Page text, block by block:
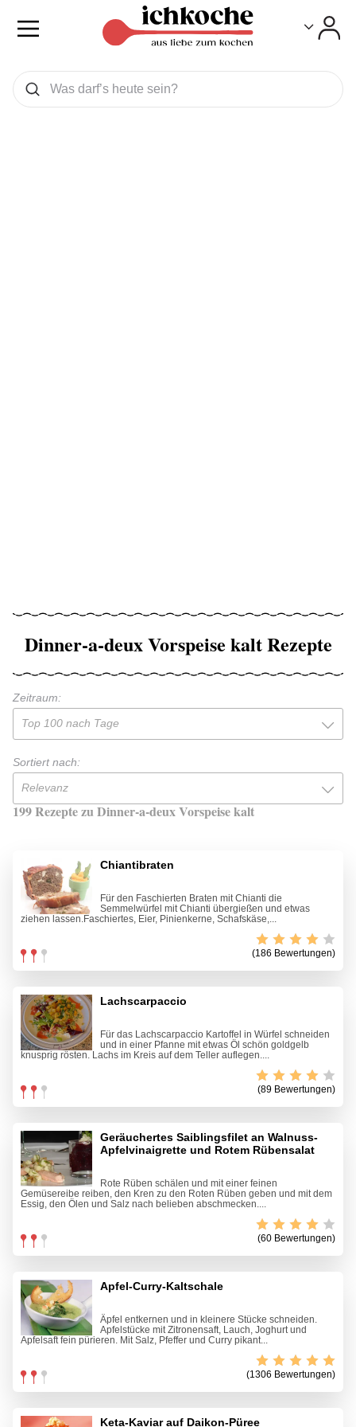
Was wollen Sie suchen
Suchen
Dinner-a-deux Vorspeise kalt Rezepte
Zeitraum:
Top 100 nach Tage
Sortiert nach:
Relevanz
199 Rezepte zu Dinner-a-deux Vorspeise kalt
Chiantibraten
Für den Faschierten Braten mit Chianti die
Semmelwürfel mit Chianti übergießen und etwas
ziehen lassen.Faschiertes, Eier, Pinienkerne, Schafskäse,...
(186 Bewertungen)
Lachscarpaccio
Für das Lachscarpaccio Kartoffel in Würfel schneiden
und in einer Pfanne mit etwas Öl schön goldgelb
knusprig rösten. Lachs im Kreis auf dem Teller auflegen....
(89 Bewertungen)
Geräuchertes Saiblingsfilet an Walnuss-
Apfelvinaigrette und Rotem Rübensalat
Rote Rüben schälen und mit einer feinen
Gemüsereibe reiben, den Kren zu den Roten Rüben geben und mit dem
Essig, den Ölen und Salz nach belieben abschmecken....
(60 Bewertungen)
Apfel-Curry-Kaltschale
Äpfel entkernen und in kleinere Stücke schneiden.
Apfelstücke mit Zitronensaft, Lauch, Joghurt und
Apfelsaft fein pürieren. Mit Salz, Pfeffer und Curry pikant...
(1306 Bewertungen)
Keta-Kaviar auf Daikon-Püree